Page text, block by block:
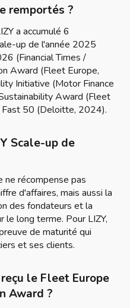
remportés ?
a accumulé 6
up de l'année 2025
(Financial Times /
Award (Fleet Europe,
Initiative (Motor Finance
Award (Fleet
50 (Deloitte, 2024).
Scale-up de
ne récompense pas
d'affaires, mais aussi la
des fondateurs et la
le long terme. Pour LIZY,
de maturité qui
et ses clients.
le Fleet Europe
Award ?